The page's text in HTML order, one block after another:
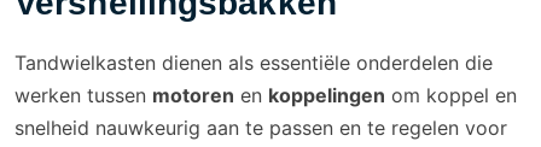
Tandwielkasten dienen als essentiële onderdelen die
werken tussen motoren en koppelingen om koppel en
snelheid nauwkeurig aan te passen en te regelen voor